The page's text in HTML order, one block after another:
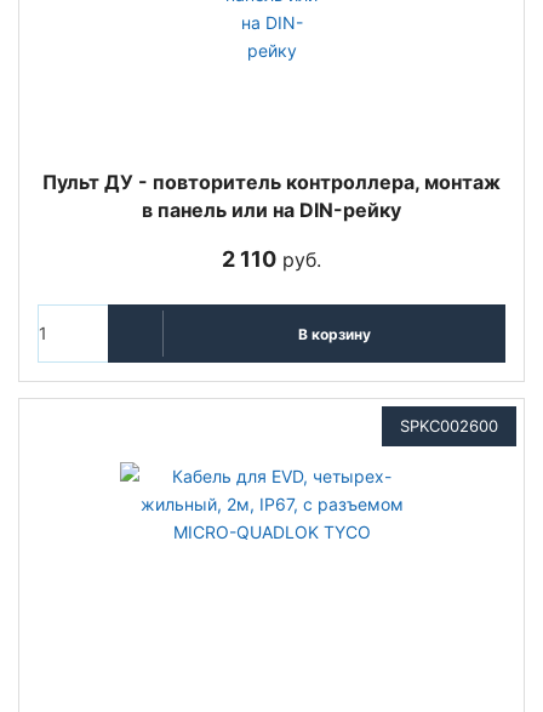
Пульт ДУ - повторитель контроллера, монтаж
в панель или на DIN-рейку
2 110 руб.
В корзину
SPKC002600